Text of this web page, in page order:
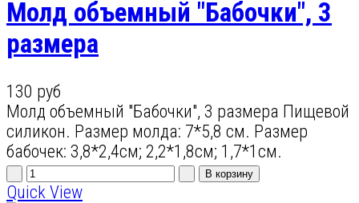
Молд объемный "Бабочки", 3
размера
130 руб
Молд объемный "Бабочки", 3 размера Пищевой
силикон. Размер молда: 7*5,8 см. Размер
бабочек: 3,8*2,4см; 2,2*1,8см; 1,7*1см.
Quick View